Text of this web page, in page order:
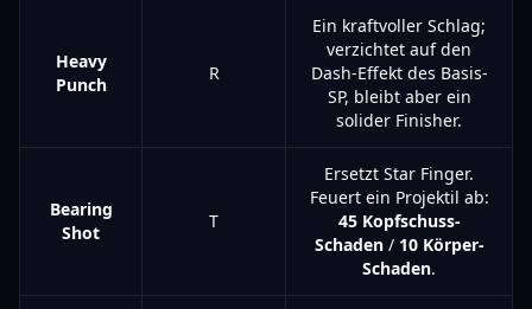
Heavy
Punch
R
Ein kraftvoller Schlag;
verzichtet auf den
Dash-Effekt des Basis-
SP, bleibt aber ein
solider Finisher.
Bearing
Shot
T
Ersetzt Star Finger.
Feuert ein Projektil ab:
45 Kopfschuss-
Schaden/ 10 Körper-
Schaden.